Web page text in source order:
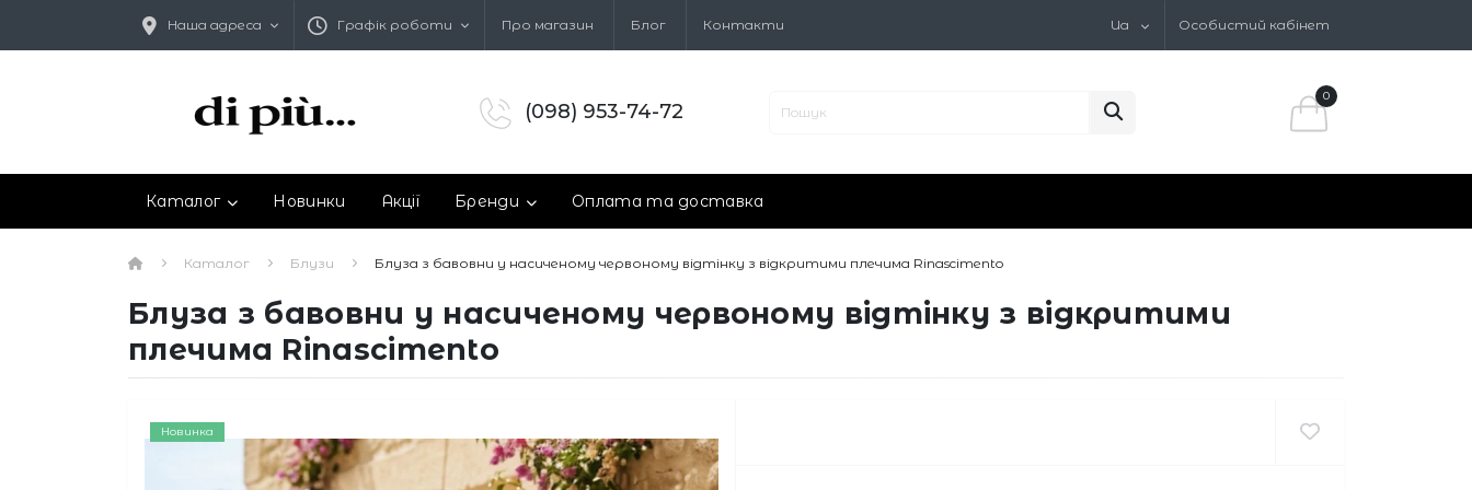
Наша адреса Графік роботи Про магазин Блог Контакти Ua Особистий кабінет
(098) 953-74-72
0
Каталог Новинки Акції Бренди Оплата та доставка
Каталог Блузи Блуза з бавовни у насиченому червоному відтінку з відкритими плечима Rinascimento
Блуза з бавовни у насиченому червоному відтінку з відкритими
плечима Rinascimento
Новинка